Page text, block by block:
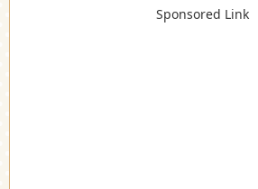
Sponsored Link